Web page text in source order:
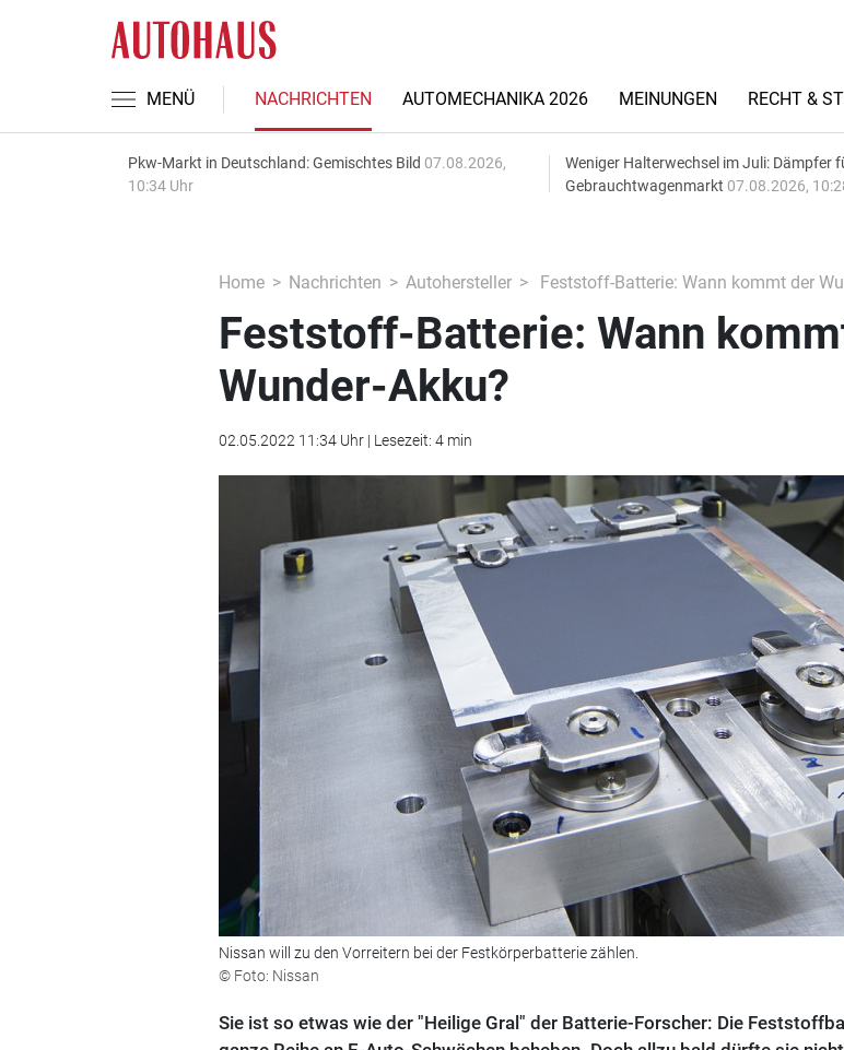
MENÜ NACHRICHTEN AUTOMECHANIKA 2026 MEINUNGEN RECHT &
Pkw-Markt in Deutschland: Gemischtes Bild 07.08.2026,
10:34 Uhr
Weniger Halterwechsel im Juli: Dämpfer
Gebrauchtwagenmarkt 07.08.2026,
Home Nachrichten Autohersteller Feststoff-Batterie: Wann kommt der
Feststoff-Batterie: Wann
Wunder-Akku?
02.05.2022 11:34 Uhr | Lesezeit: 4 min
Nissan will zu den Vorreitern bei der Festkörperbatterie zählen.
© Foto: Nissan
Sie ist so etwas wie der "Heilige Gral" der Batterie-Forscher: Die